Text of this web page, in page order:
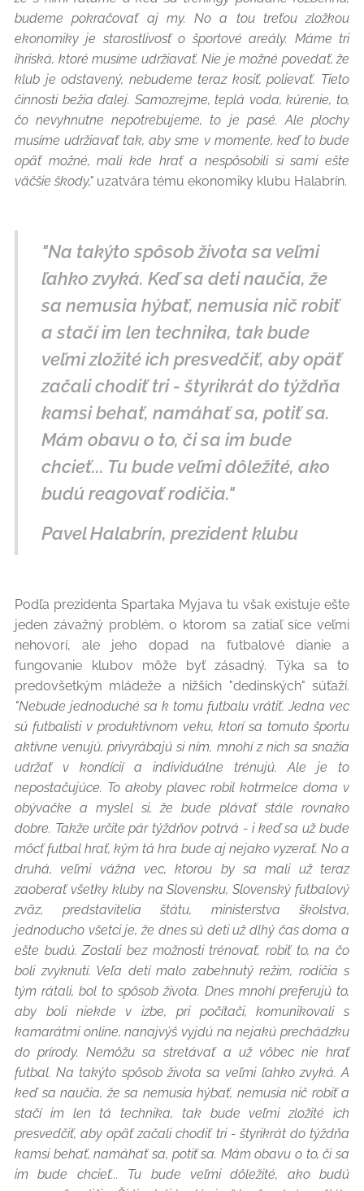
budeme pokračovať aj my. No a tou treťou zložkou
ekonomiky je starostlivosť o športové areály. Máme tri
ihriská, ktoré musíme udržiavať. Nie je možné povedať, že
klub je odstavený, nebudeme teraz kosiť, polievať. Tieto
činnosti bežia ďalej. Samozrejme, teplá voda, kúrenie, to,
čo nevyhnutne nepotrebujeme, to je pasé. Ale plochy
musíme udržiavať tak, aby sme v momente, keď to bude
opäť možné, mali kde hrať a nespôsobili si sami ešte
väčšie škody," uzatvára tému ekonomiky klubu Halabrín.
"Na takýto spôsob života sa veľmi
ľahko zvyká. Keď sa deti naučia, že
sa nemusia hýbať, nemusia nič robiť
a stačí im len technika, tak bude
veľmi zložité ich presvedčiť, aby opäť
začali chodiť tri - štyrikrát do týždňa
kamsi behať, namáhať sa, potiť sa.
Mám obavu o to, či sa im bude
chcieť... Tu bude veľmi dôležité, ako
budú reagovať rodičia."
Pavel Halabrín, prezident klubu
Podľa prezidenta Spartaka Myjava tu však existuje ešte
jeden závažný problém, o ktorom sa zatiaľ síce veľmi
nehovorí, ale jeho dopad na futbalové dianie a
fungovanie klubov môže byť zásadný. Týka sa to
predovšetkým mládeže a nižších "dedinských" súťaží.
"Nebude jednoduché sa k tomu futbalu vrátiť. Jedna vec
sú futbalisti v produktívnom veku, ktorí sa tomuto športu
aktívne venujú, privyrábajú si ním, mnohí z nich sa snažia
udržať v kondícií a individuálne trénujú. Ale je to
nepostačujúce. To akoby plavec robil kotrmelce doma v
obývačke a myslel si, že bude plávať stále rovnako
dobre. Takže určite pár týždňov potrvá - i keď sa už bude
môcť futbal hrať, kým tá hra bude aj nejako vyzerať. No a
druhá, veľmi vážna vec, ktorou by sa mali už teraz
zaoberať všetky kluby na Slovensku, Slovenský futbalový
zväz, predstavitelia štátu, ministerstva školstva,
jednoducho všetci je, že dnes sú deti už dlhý čas doma a
ešte budú. Zostali bez možnosti trénovať, robiť to, na čo
boli zvyknutí. Veľa detí malo zabehnutý režim, rodičia s
tým rátali, bol to spôsob života. Dnes mnohí preferujú to,
aby boli niekde v izbe, pri počítači, komunikovali s
kamarátmi online, nanajvýš vyjdú na nejakú prechádzku
do prírody. Nemôžu sa stretávať a už vôbec nie hrať
futbal. Na takýto spôsob života sa veľmi ľahko zvyká. A
keď sa naučia, že sa nemusia hýbať, nemusia nič robiť a
stačí im len tá technika, tak bude veľmi zložité ich
presvedčiť, aby opäť začali chodiť tri - štyrikrát do týždňa
kamsi behať, namáhať sa, potiť sa. Mám obavu o to, či sa
im bude chcieť... Tu bude veľmi dôležité, ako budú